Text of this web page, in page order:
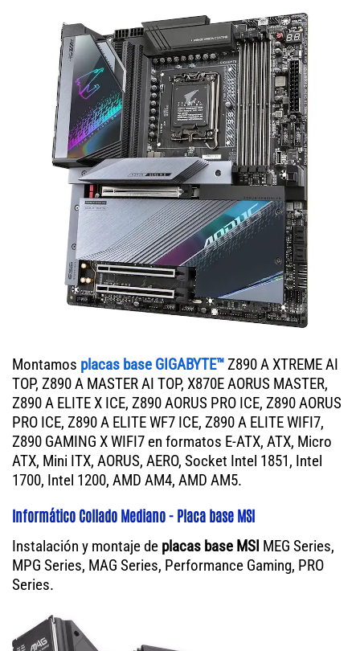
Montamos placas base GIGABYTE™Z890 A XTREME AI
TOP, Z890 A MASTER AI TOP, X870E AORUS MASTER,
Z890 A ELITE X ICE, Z890 AORUS PRO ICE, Z890 AORUS
PRO ICE, Z890 A ELITE WF7 ICE, Z890 A ELITE WIFI7,
Z890 GAMING X WIFI7 en formatos E-ATX, ATX, Micro
ATX, Mini ITX, AORUS, AERO, Socket Intel 1851, Intel
1700, Intel 1200, AMD AM4, AMD AM5.
Informático Collado Mediano - Placa base MSI
Instalación y montaje de placas base MSI MEG Series,
MPG Series, MAG Series, Performance Gaming, PRO
Series.